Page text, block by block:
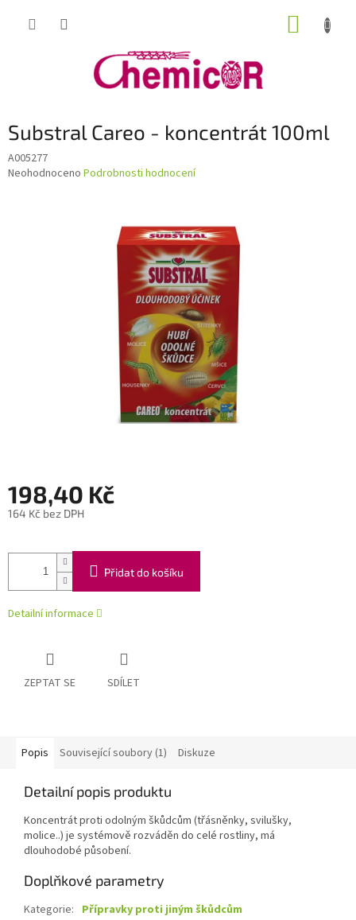
Substral Careo - koncentrát 100ml
A005277
Průměrné
Neohodnoceno Podrobnosti hodnocení
198,40 Kč
164 Kč bez DPH
cena:
Přidat do košíku
Detailní informace
ZEPTAT SE SDÍLET
Popis Související soubory (1) Diskuze
Detailní popis produktu
Koncentrát proti odolným škůdcům (třásněnky, svilušky,
molice..) je systémově rozváděn do celé rostliny, má
dlouhodobé působení.
Doplňkové parametry
Kategorie: Přípravky proti jiným škůdcům